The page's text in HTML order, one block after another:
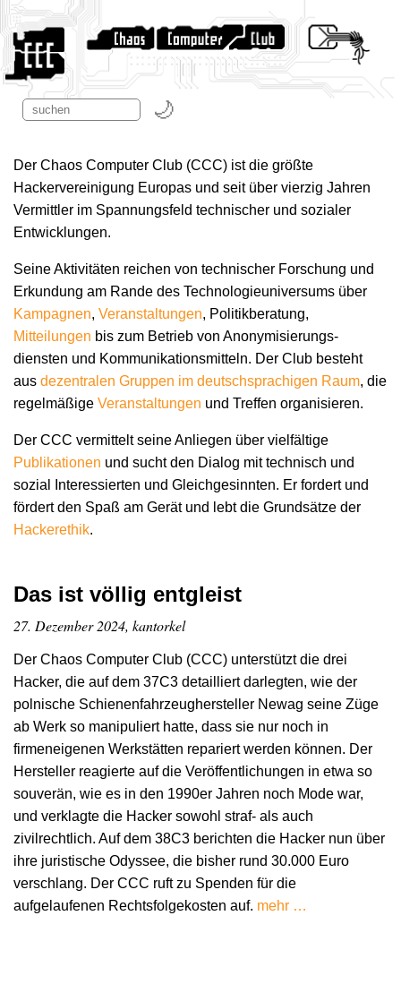
Der Chaos Computer Club (CCC) ist die größte
Hackervereinigung Europas und seit über vierzig Jahren
Vermittler im Spannungsfeld technischer und sozialer
Entwicklungen.
Seine Aktivitäten reichen von technischer Forschung und
Erkundung am Rande des Technologie­universums über
Kampagnen, Veranstaltungen, Politikberatung,
Mitteilungen bis zum Betrieb von Anonymisierungs­
diensten und Kommunikations­mitteln. Der Club besteht
aus dezentralen Gruppen im deutschsprachigen Raum, die
regelmäßige Veranstaltungen und Treffen organisieren.
Der CCC vermittelt seine Anliegen über vielfältige
Publikationen und sucht den Dialog mit technisch und
sozial Interessierten und Gleichgesinnten. Er fordert und
fördert den Spaß am Gerät und lebt die Grundsätze der
Hacker­ethik.
Das ist völlig entgleist
27. Dezember 2024, kantorkel
Der Chaos Computer Club (CCC) unterstützt die drei
Hacker, die auf dem 37C3 detailliert darlegten, wie der
polnische Schienenfahrzeughersteller Newag seine Züge
ab Werk so manipuliert hatte, dass sie nur noch in
firmeneigenen Werkstätten repariert werden können. Der
Hersteller reagierte auf die Veröffentlichungen in etwa so
souverän, wie es in den 1990er Jahren noch Mode war,
und verklagte die Hacker sowohl straf- als auch
zivilrechtlich. Auf dem 38C3 berichten die Hacker nun über
ihre juristische Odyssee, die bisher rund 30.000 Euro
verschlang. Der CCC ruft zu Spenden für die
aufgelaufenen Rechtsfolgekosten auf. mehr …